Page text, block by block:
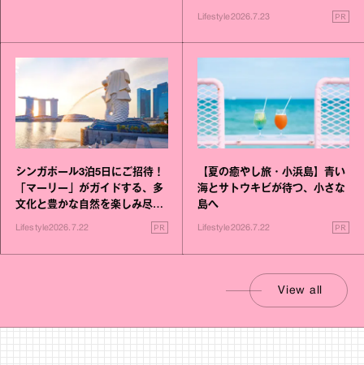
Lifestyle2026.7.23 PR
シンガポール3泊5日にご招待！
「マーリー」がガイドする、多
文化と豊かな自然を楽しみ尽く
Lifestyle2026.7.22 PR
【夏の癒やし旅・小浜島】青い
海とサトウキビが待つ、小さな
島へ
Lifestyle2026.7.22 PR
View all